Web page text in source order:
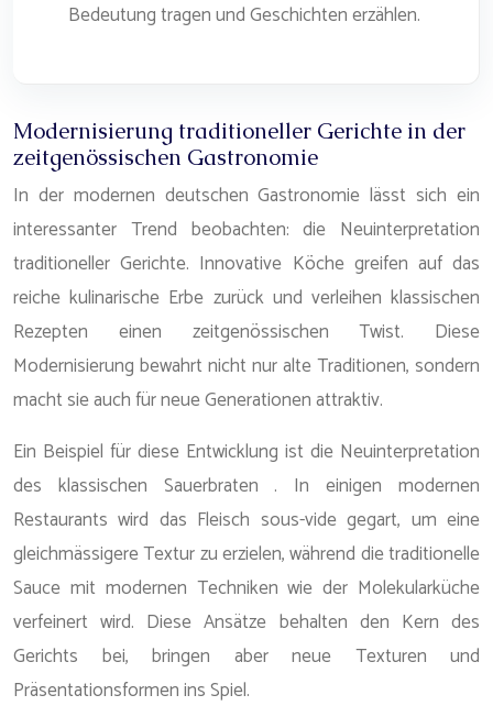
Bedeutung tragen und Geschichten erzählen.
Modernisierung traditioneller Gerichte in der
zeitgenössischen Gastronomie
In der modernen deutschen Gastronomie lässt sich ein
interessanter Trend beobachten: die Neuinterpretation
traditioneller Gerichte. Innovative Köche greifen auf das
reiche kulinarische Erbe zurück und verleihen klassischen
Rezepten einen zeitgenössischen Twist. Diese
Modernisierung bewahrt nicht nur alte Traditionen, sondern
macht sie auch für neue Generationen attraktiv.
Ein Beispiel für diese Entwicklung ist die Neuinterpretation
des klassischen Sauerbraten . In einigen modernen
Restaurants wird das Fleisch sous-vide gegart, um eine
gleichmässigere Textur zu erzielen, während die traditionelle
Sauce mit modernen Techniken wie der Molekularküche
verfeinert wird. Diese Ansätze behalten den Kern des
Gerichts bei, bringen aber neue Texturen und
Präsentationsformen ins Spiel.